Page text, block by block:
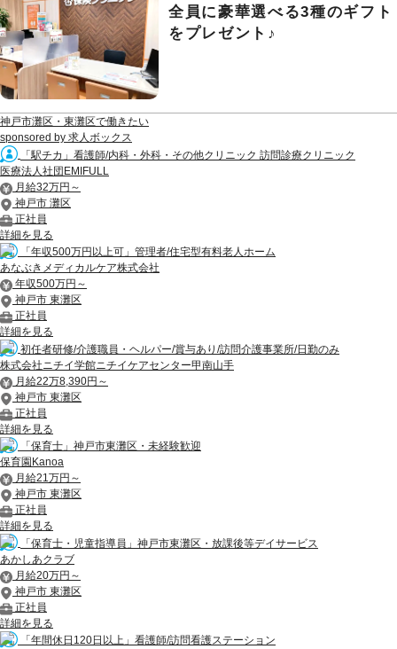
全員に豪華選べる3種のギフト
をプレゼント♪
神戸市灘区・東灘区で働きたい
sponsored by 求人ボックス
「駅チカ」看護師/内科・外科・その他クリニック 訪問診療クリニック
医療法人社団EMIFULL
月給32万円～
神戸市 灘区
正社員
詳細を見る
「年収500万円以上可」管理者/住宅型有料老人ホーム
あなぶきメディカルケア株式会社
年収500万円～
神戸市 東灘区
正社員
詳細を見る
初任者研修/介護職員・ヘルパー/賞与あり/訪問介護事業所/日勤のみ
株式会社ニチイ学館ニチイケアセンター甲南山手
月給22万8,390円～
神戸市 東灘区
正社員
詳細を見る
「保育士」神戸市東灘区・未経験歓迎
保育園Kanoa
月給21万円～
神戸市 東灘区
正社員
詳細を見る
「保育士・児童指導員」神戸市東灘区・放課後等デイサービス
あかしあクラブ
月給20万円～
神戸市 東灘区
正社員
詳細を見る
「年間休日120日以上」看護師/訪問看護ステーション